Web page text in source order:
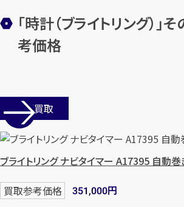
「時計（ブライトリング）」
考価格
店舗買取
ブライトリング ナビタイマー A17395 自動巻
買取参考価格 351,000円